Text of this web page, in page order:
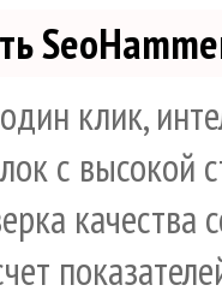
клик,
с высокой